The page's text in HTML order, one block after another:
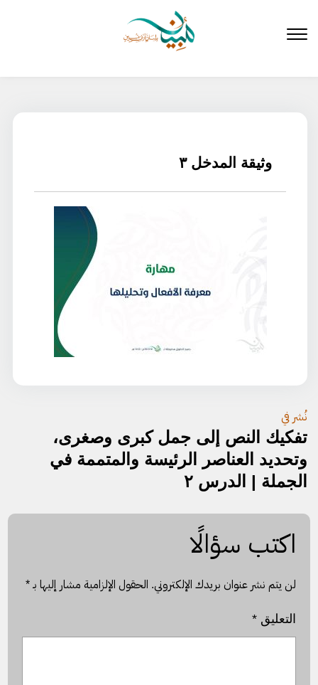
المحتوى
وثيقة المدخل ٣
تصفّح
المقالات
نُشر في
تفكيك النص إلى جمل كبرى وصغرى،
وتحديد العناصر الرئيسة والمتممة في
الجملة | الدرس ٢
اكتب سؤالًا
لن يتم نشر عنوان بريدك الإلكتروني. الحقول الإلزامية مشار إليها بـ*
التعليق*